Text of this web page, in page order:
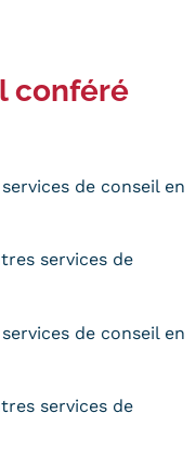
conféré
de conseil en
services de
de conseil en
services de